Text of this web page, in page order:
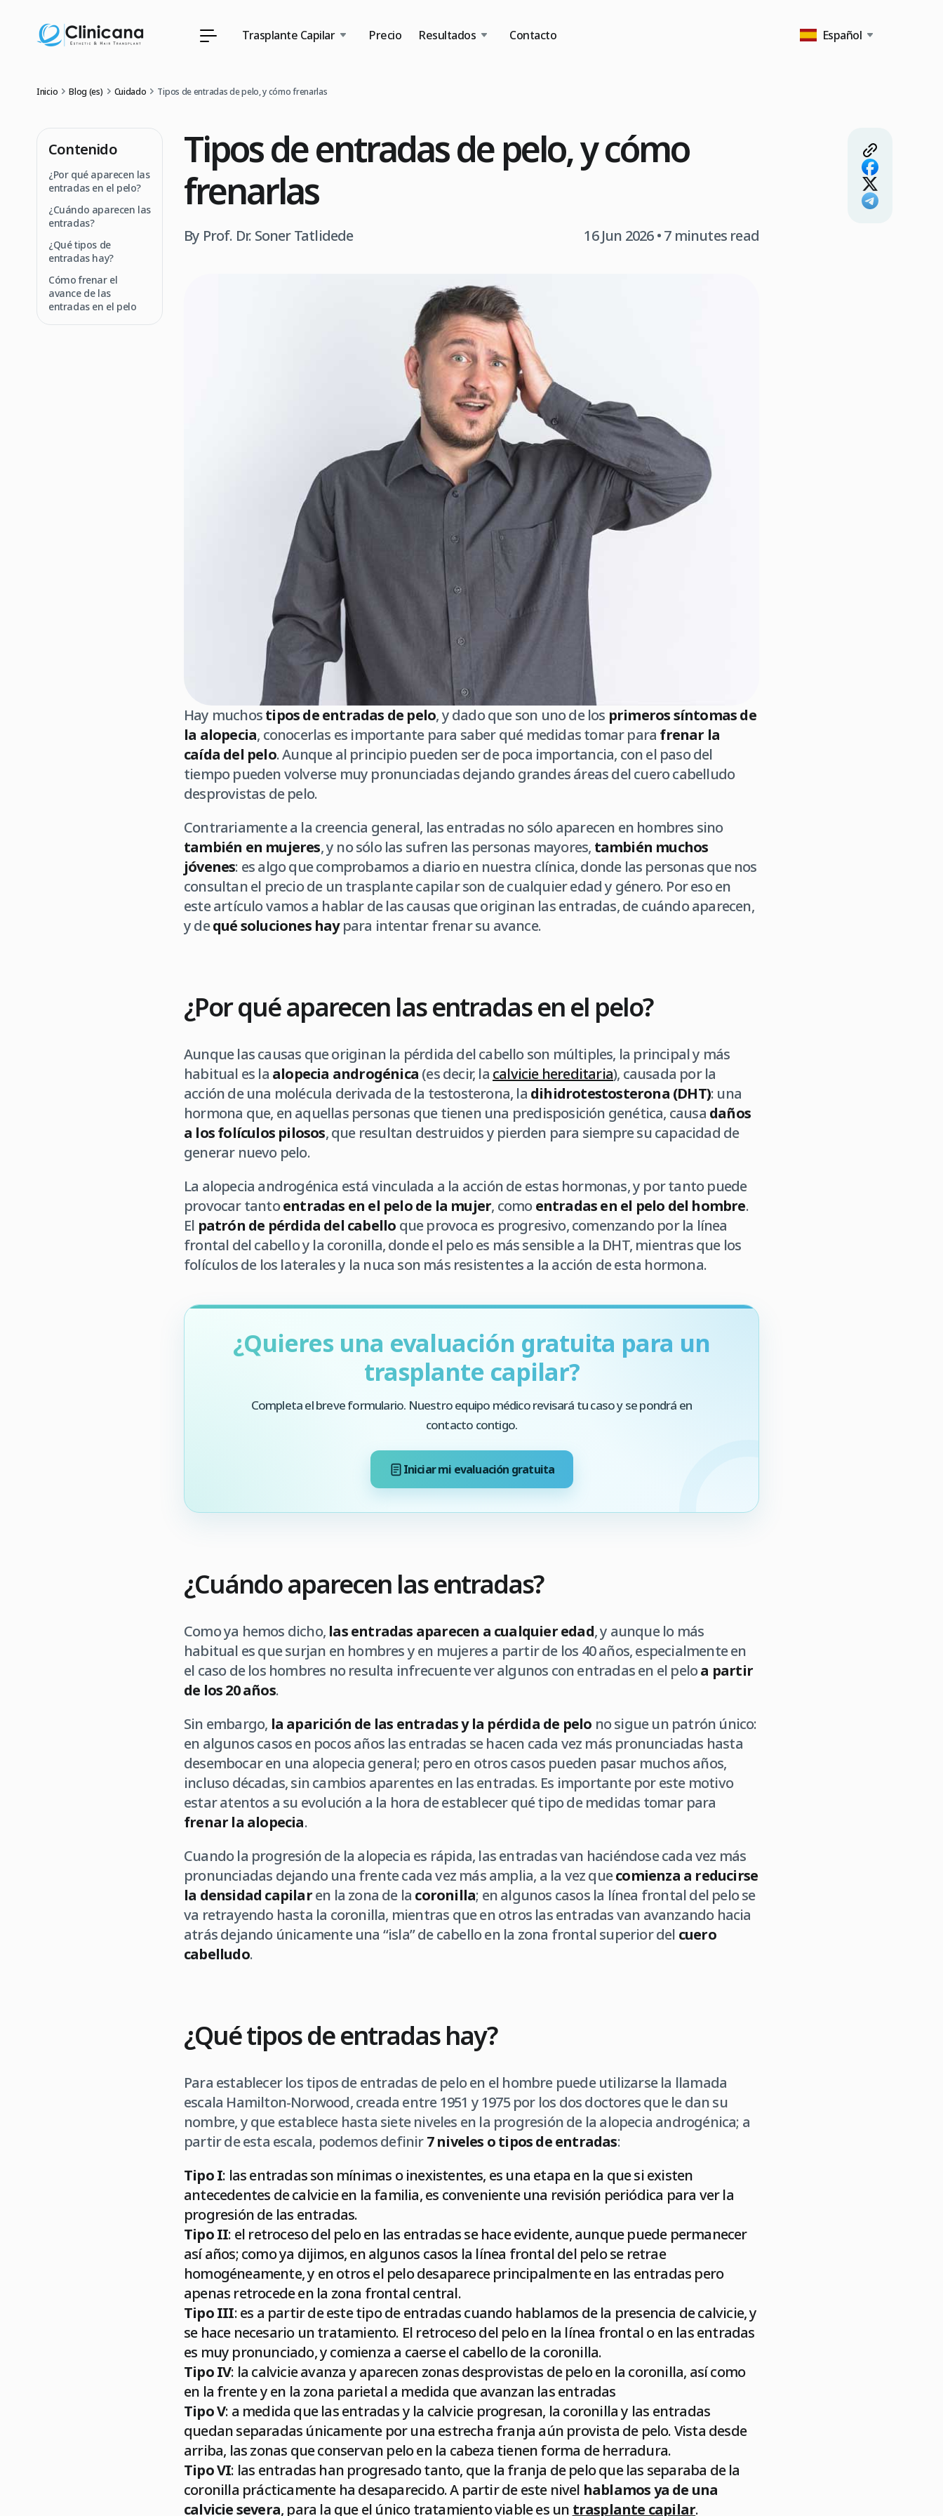
Trasplante Capilar Precio Resultados Contacto Español
Inicio Blog (es) Cuidado Tipos de entradas de pelo, y cómo frenarlas
Contenido
¿Por qué aparecen las
entradas en el pelo?
¿Cuándo aparecen las
entradas?
¿Qué tipos de
entradas hay?
Cómo frenar el
avance de las
entradas en el pelo
Tipos de entradas de pelo, y cómo
frenarlas
By Prof. Dr. Soner Tatlidede 16 Jun 2026• 7 minutes read
Hay muchostipos de entradas de pelo, y dado que son uno de los primeros síntomas de
la alopecia, conocerlas es importante para saber qué medidas tomar para frenar la
caída del pelo. Aunque al principio pueden ser de poca importancia, con el paso del
tiempo pueden volverse muy pronunciadas dejando grandes áreas del cuero cabelludo
desprovistas de pelo.
Contrariamente a la creencia general, las entradas no sólo aparecen en hombres sino
también en mujeres, y no sólo las sufren las personas mayores, también muchos
jóvenes: es algo que comprobamos a diario en nuestra clínica, donde las personas que nos
consultan el precio de un trasplante capilar son de cualquier edad y género. Por eso en
este artículo vamos a hablar de las causas que originan las entradas, de cuándo aparecen,
y dequé soluciones haypara intentar frenar su avance.
¿Por qué aparecen las entradas en el pelo?
Aunque las causas que originan la pérdida del cabello son múltiples, la principal y más
habitual es la alopecia androgénica (es decir, la calvicie hereditaria), causada por la
acción de una molécula derivada de la testosterona, la dihidrotestosterona (DHT): una
hormona que, en aquellas personas que tienen una predisposición genética, causa daños
a los folículos pilosos, que resultan destruidos y pierden para siempre su capacidad de
generar nuevo pelo.
La alopecia androgénica está vinculada a la acción de estas hormonas, y por tanto puede
provocar tantoentradas en el pelo de la mujer, comoentradas en el pelo del hombre.
El patrón de pérdida del cabello que provoca es progresivo, comenzando por la línea
frontal del cabello y la coronilla, donde el pelo es más sensible a la DHT, mientras que los
folículos de los laterales y la nuca son más resistentes a la acción de esta hormona.
¿Quieres una evaluación gratuita para un
trasplante capilar?
Completa el breve formulario. Nuestro equipo médico revisará tu caso y se pondrá en
contacto contigo.
Iniciar mi evaluación gratuita
¿Cuándo aparecen las entradas?
Como ya hemos dicho, las entradas aparecen a cualquier edad, y aunque lo más
habitual es que surjan en hombres y en mujeres a partir de los 40 años, especialmente en
el caso de los hombres no resulta infrecuente ver algunos con entradas en el peloa partir
de los 20 años.
Sin embargo, la aparición de las entradas y la pérdida de pelo no sigue un patrón único:
en algunos casos en pocos años las entradas se hacen cada vez más pronunciadas hasta
desembocar en una alopecia general; pero en otros casos pueden pasar muchos años,
incluso décadas, sin cambios aparentes en las entradas. Es importante por este motivo
estar atentos a su evolución a la hora de establecer qué tipo de medidas tomar para
frenar la alopecia.
Cuando la progresión de la alopecia es rápida, las entradas van haciéndose cada vez más
pronunciadas dejando una frente cada vez más amplia, a la vez quecomienza a reducirse
la densidad capilaren la zona de la coronilla; en algunos casos la línea frontal del pelo se
va retrayendo hasta la coronilla, mientras que en otros las entradas van avanzando hacia
atrás dejando únicamente una “isla” de cabello en la zona frontal superior del cuero
cabelludo.
¿Qué tipos de entradas hay?
Para establecer los tipos de entradas de pelo en el hombre puede utilizarse la llamada
escala Hamilton-Norwood, creada entre 1951 y 1975 por los dos doctores que le dan su
nombre, y que establece hasta siete niveles en la progresión de la alopecia androgénica; a
partir de esta escala, podemos definir7 niveles o tipos de entradas:
Tipo I: las entradas son mínimas o inexistentes, es una etapa en la que si existen
antecedentes de calvicie en la familia, es conveniente una revisión periódica para ver la
progresión de las entradas.
Tipo II: el retroceso del pelo en las entradas se hace evidente, aunque puede permanecer
así años; como ya dijimos, en algunos casos la línea frontal del pelo se retrae
homogéneamente, y en otros el pelo desaparece principalmente en las entradas pero
apenas retrocede en la zona frontal central.
Tipo III: es a partir de este tipo de entradas cuando hablamos de la presencia de calvicie, y
se hace necesario un tratamiento. El retroceso del pelo en la línea frontal o en las entradas
es muy pronunciado, y comienza a caerse el cabello de la coronilla.
Tipo IV: la calvicie avanza y aparecen zonas desprovistas de pelo en la coronilla, así como
en la frente y en la zona parietal a medida que avanzan las entradas
Tipo V: a medida que las entradas y la calvicie progresan, la coronilla y las entradas
quedan separadas únicamente por una estrecha franja aún provista de pelo. Vista desde
arriba, las zonas que conservan pelo en la cabeza tienen forma de herradura.
Tipo VI: las entradas han progresado tanto, que la franja de pelo que las separaba de la
coronilla prácticamente ha desaparecido. A partir de este nivel hablamos ya de una
calvicie severa, para la que el único tratamiento viable es un trasplante capilar.